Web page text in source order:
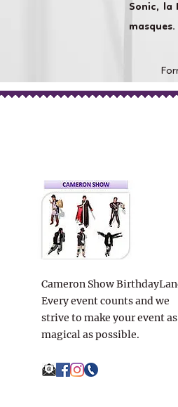
Sonic, la
Cameron Show
Every event counts and we
strive to make your event as
magical as possible.